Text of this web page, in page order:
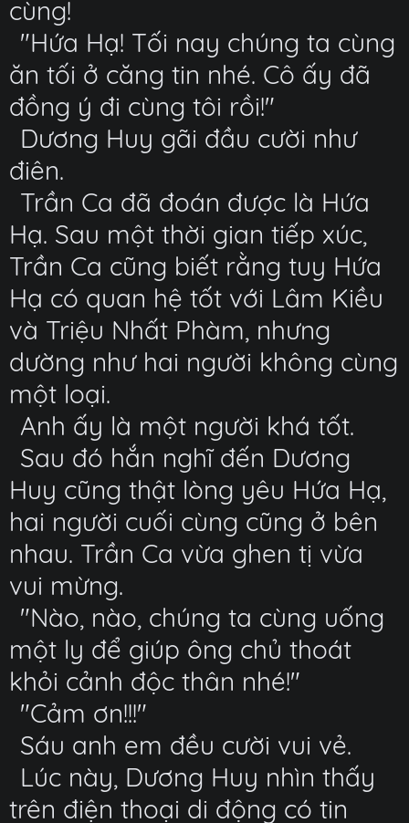
cùng!
"Hứa Hạ! Tối nay chúng ta cùng
ăn tối ở căng tin nhé. Cô ấy đã
đồng ý đi cùng tôi rồi!"
Dương Huy gãi đầu cười như
điên.
Trần Ca đã đoán được là Hứa
Hạ. Sau một thời gian tiếp xúc,
Trần Ca cũng biết rằng tuy Hứa
Hạ có quan hệ tốt với Lâm Kiều
và Triệu Nhất Phàm, nhưng
dường như hai người không cùng
một loại.
Anh ấy là một người khá tốt.
Sau đó hắn nghĩ đến Dương
Huy cũng thật lòng yêu Hứa Hạ,
hai người cuối cùng cũng ở bên
nhau. Trần Ca vừa ghen tị vừa
vui mừng.
"Nào, nào, chúng ta cùng uống
một ly để giúp ông chủ thoát
khỏi cảnh độc thân nhé!"
"Cảm ơn!!!"
Sáu anh em đều cười vui vẻ.
Lúc này, Dương Huy nhìn thấy
trên điện thoại di động có tin